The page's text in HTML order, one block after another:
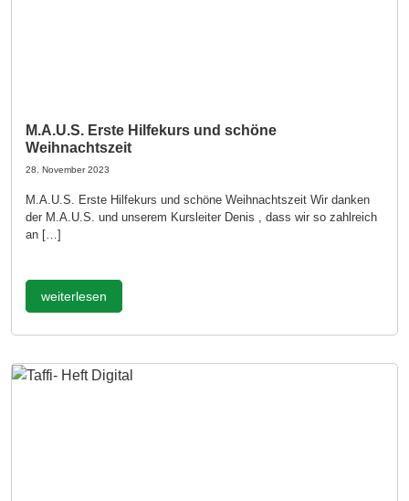
M.A.U.S. Erste Hilfekurs und schöne
Weihnachtszeit
28. November 2023
M.A.U.S. Erste Hilfekurs und schöne Weihnachtszeit Wir danken
der M.A.U.S. und unserem Kursleiter Denis , dass wir so zahlreich
an […]
weiterlesen